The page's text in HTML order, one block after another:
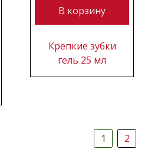
В корзину
Крепкие зубки
гель 25 мл
1 2